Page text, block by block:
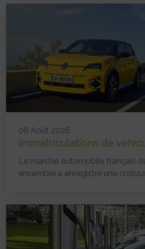
06 Août 2026
Immatriculations de
Le marché automobile français
ensemble a enregistré une